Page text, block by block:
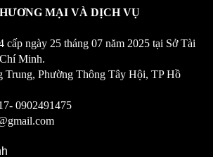
MẠI VÀ DỊCH VỤ
cấp ngày 25 tháng 07 năm 2025 tại Sở Tài
Minh.
Trung, Phường Thông Tây Hội, TP Hồ
0902491475